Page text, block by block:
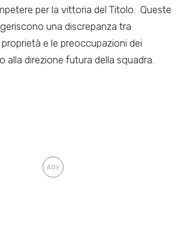
per la vittoria del Titolo. Queste
una discrepanza tra
e le preoccupazioni dei
alla direzione futura della squadra.​